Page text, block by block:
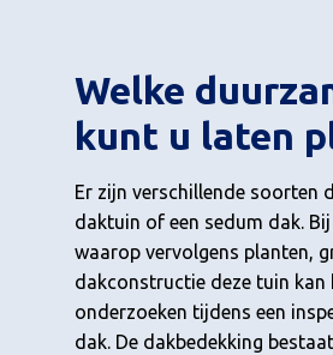
Welke
kunt u laten
Er zijn verschillende soorten
daktuin of een sedum dak.
waarop vervolgens planten,
dakconstructie deze tuin kan
onderzoeken tijdens een
dak. De dakbedekking